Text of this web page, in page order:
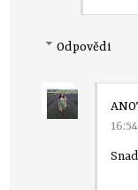
Odpovědi